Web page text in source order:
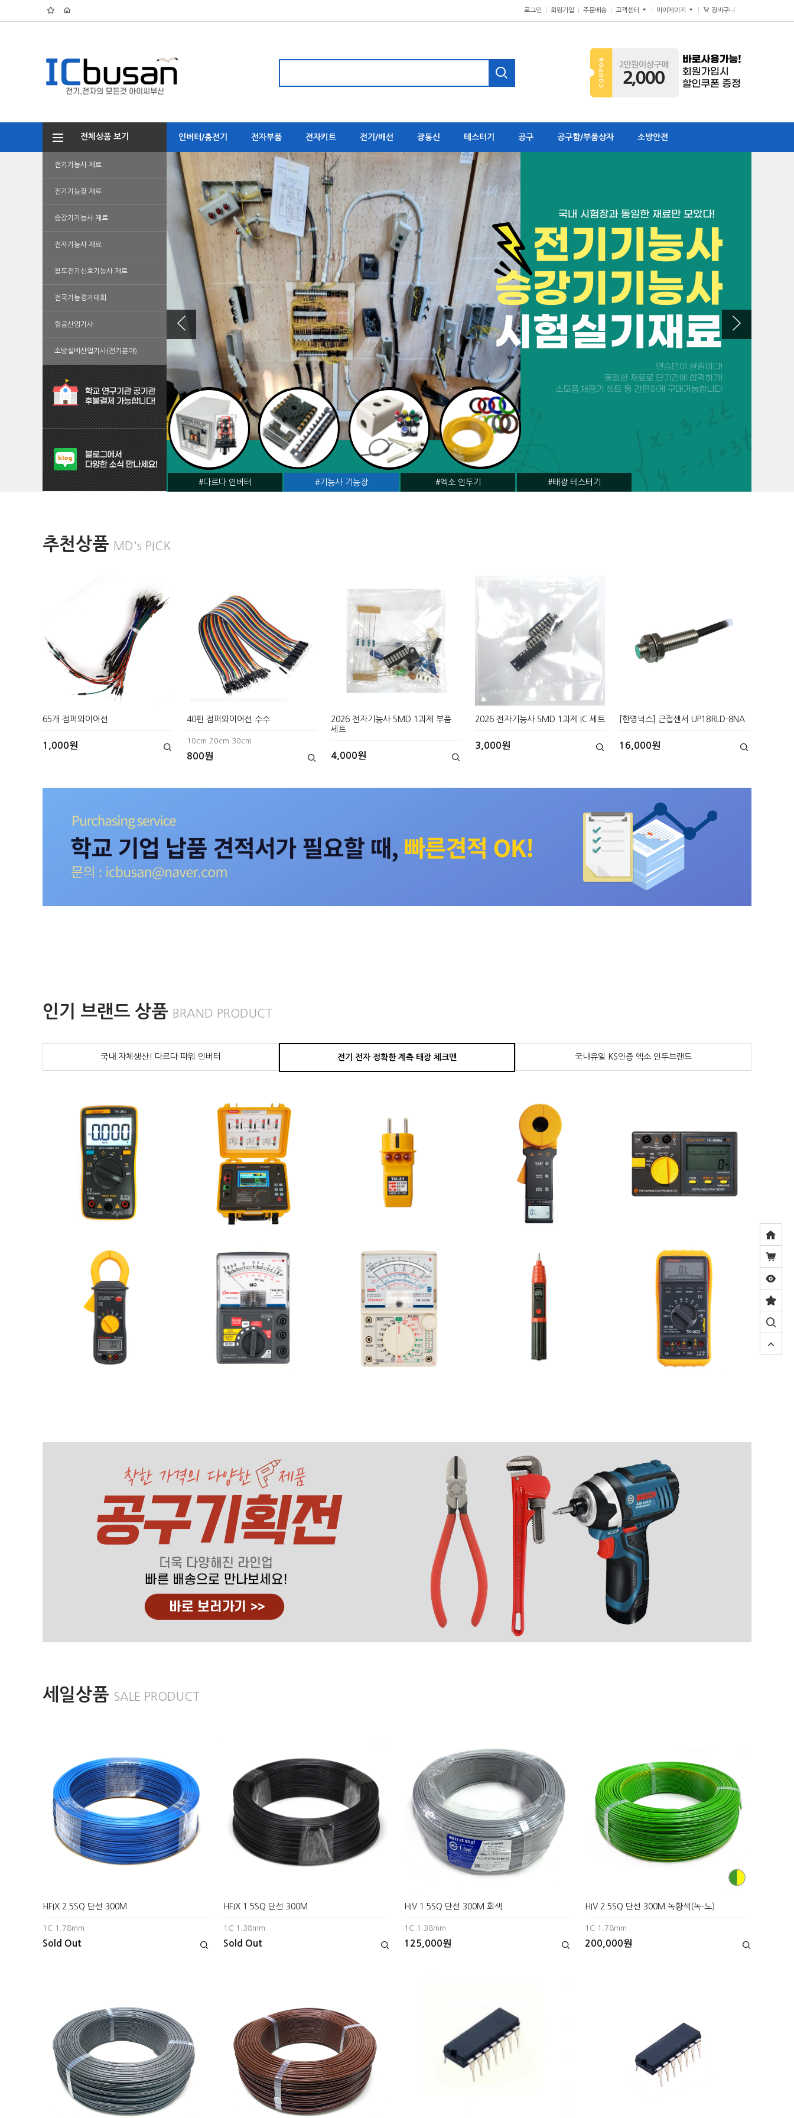
로그인 회원가입 주문배송 고객센터 마이페이지 장바구니
전체상품 보기 인버터/충전기 전자부품 전자키트 전기/배선 광통신 테스터기 공구 공구함/부품상자 소방안전
전기기능사 재료
전기기능장 재료
승강기기능사 재료
전자기능사 재료
철도전기신호기능사 재료
전국기능경기대회
항공산업기사
소방설비산업기사(전기분야)
#다르다 인버터 #기능사 기능장 #엑소 인두기 #태광 테스터기
추천상품 MD's PICK
65개 점퍼와이어선
1,000원
40핀 점퍼와이어선 수수
10cm 20cm 30cm
800원
2026 전자기능사 SMD 1과제 부품
세트
4,000원
2026 전자기능사 SMD 1과제 IC 세트
3,000원
[한영넉스] 근접센서 UP18RLD-8NA
16,000원
인기 브랜드 상품 BRAND PRODUCT
국내 자체생산! 다르다 파워 인버터 전기 전자 정확한 계측 태광 체크맨 국내유일 KS인증 엑소 인두브랜드
세일상품 SALE PRODUCT
HFIX 2.5SQ 단선 300M
1C 1.78mm
Sold Out
HFIX 1.5SQ 단선 300M
1C 1.38mm
Sold Out
HIV 1.5SQ 단선 300M 회색
1C 1.38mm
125,000원
HIV 2.5SQ 단선 300M 녹황색(녹-노)
1C 1.78mm
200,000원